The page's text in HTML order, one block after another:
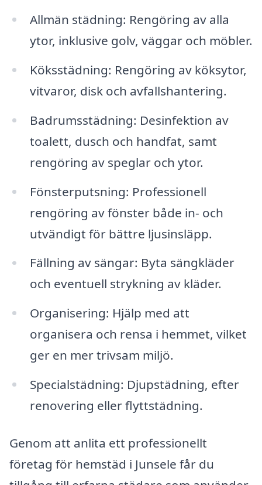
Allmän städning: Rengöring av alla
ytor, inklusive golv, väggar och möbler.
Köksstädning: Rengöring av köksytor,
vitvaror, disk och avfallshantering.
Badrumsstädning: Desinfektion av
toalett, dusch och handfat, samt
rengöring av speglar och ytor.
Fönsterputsning: Professionell
rengöring av fönster både in- och
utvändigt för bättre ljusinsläpp.
Fällning av sängar: Byta sängkläder
och eventuell strykning av kläder.
Organisering: Hjälp med att
organisera och rensa i hemmet, vilket
ger en mer trivsam miljö.
Specialstädning: Djupstädning, efter
renovering eller flyttstädning.
Genom att anlita ett professionellt
företag för hemstäd i Junsele får du